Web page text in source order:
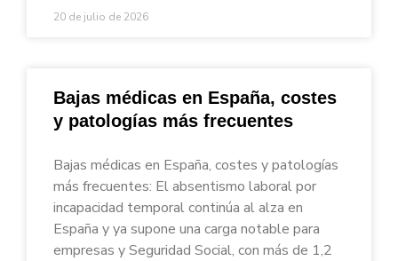
20 de julio de 2026
Bajas médicas en España, costes
y patologías más frecuentes
Bajas médicas en España, costes y patologías
más frecuentes: El absentismo laboral por
incapacidad temporal continúa al alza en
España y ya supone una carga notable para
empresas y Seguridad Social, con más de 1,2